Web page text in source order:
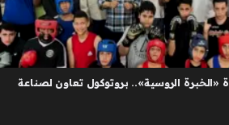
«الخبرة الروسية».. بروتوكول تعاون لصناعة